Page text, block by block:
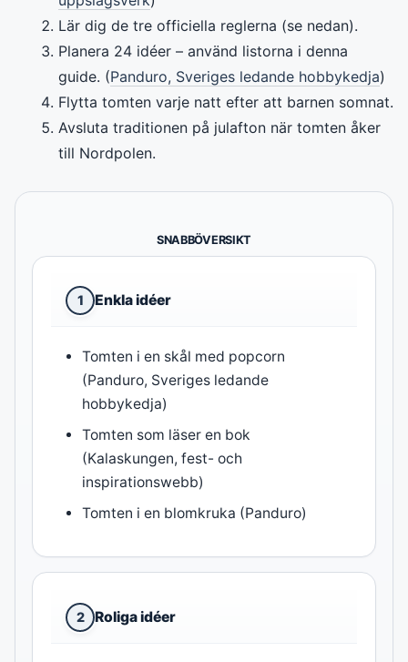
Lär dig de tre officiella reglerna (se nedan).
Planera 24 idéer – använd listorna i denna
guide. (Panduro, Sveriges ledande hobbykedja)
Flytta tomten varje natt efter att barnen somnat.
Avsluta traditionen på julafton när tomten åker
till Nordpolen.
SNABBÖVERSIKT
1 Enkla idéer
Tomten i en skål med popcorn
(Panduro, Sveriges ledande
hobbykedja)
Tomten som läser en bok
(Kalaskungen, fest- och
inspirationswebb)
Tomten i en blomkruka (Panduro)
2 Roliga idéer